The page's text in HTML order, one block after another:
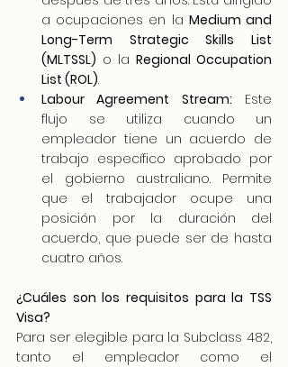
a ocupaciones en la Medium and
Long-Term Strategic Skills List
(MLTSSL) o la Regional Occupation
List (ROL).
Labour Agreement Stream: Este
flujo se utiliza cuando un
empleador tiene un acuerdo de
trabajo específico aprobado por
el gobierno australiano. Permite
que el trabajador ocupe una
posición por la duración del
acuerdo, que puede ser de hasta
cuatro años.
¿Cuáles son los requisitos para la TSS
Visa?
Para ser elegible para la Subclass 482,
tanto el empleador como el